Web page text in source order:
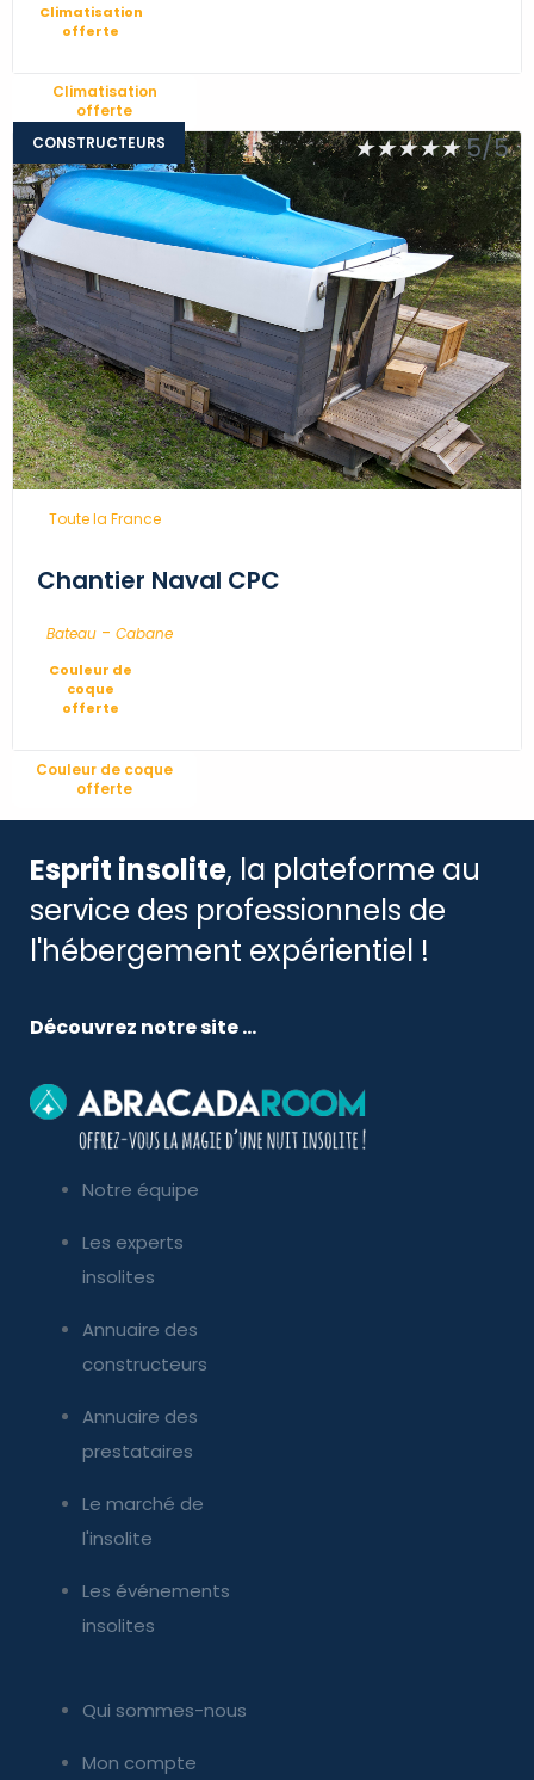
Climatisation
offerte
Climatisation
offerte
★★★★★5/5
CONSTRUCTEURS
Toute la France
Chantier Naval CPC
Bateau - Cabane
Couleur de
coque
offerte
Couleur de coque
offerte
Esprit insolite, la plateforme au
service des professionnels de
l'hébergement expérientiel !
Découvrez notre site ...
Notre équipe
Les experts
insolites
Annuaire des
constructeurs
Annuaire des
prestataires
Le marché de
l'insolite
Les événements
insolites
Qui sommes-nous
Mon compte